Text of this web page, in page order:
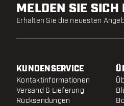
MELDEN SIE SICH
Erhalten Sie die neuesten
KUNDENSERVICE
Kontaktinformationen
Versand & Lieferung
Rücksendungen